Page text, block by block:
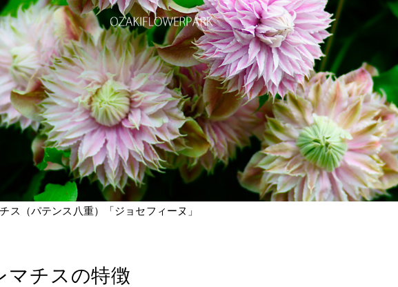
ス（パテンス八重）「ジョセフィーヌ」
マチスの特徴